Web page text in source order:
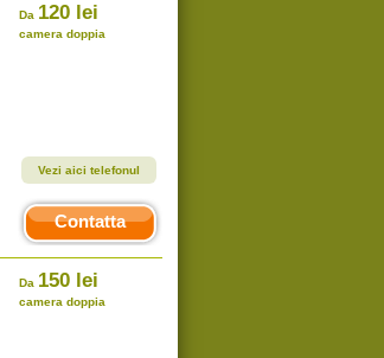
Da 120 lei
camera doppia
Vezi aici telefonul
Contatta
Da 150 lei
camera doppia